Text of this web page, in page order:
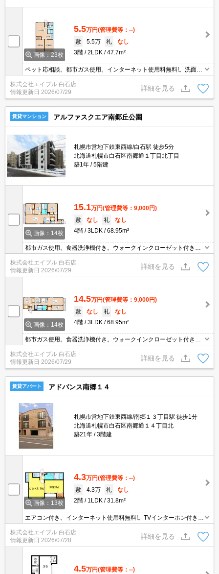
画像：23枚
5.5万円(管理費等：--)
敷
5.5万 礼
なし
3階
2LDK 47.7m²
ペット応相談。都市ガス使用。インターネット使用料無料!。洗面化
粧台付き。車庫あり。灯油FF。日当たり良好。要火災保険。クレジ
ットカードで契約金払えます。仲介手数料家賃の0.55ヵ月分。
株式会社エイブル 白石店
情報更新日 2026/07/29
詳細を見る
賃貸マンション アルファスクエア南郷丘公園
札幌市営地下鉄東西線/白石駅 徒歩5分
北海道札幌市白石区南郷通１丁目北丁目
築1年
5階建
画像：14枚
15.1万円(管理費等：9,000円)
敷
なし 礼
なし
4階
3LDK 68.95m²
都市ガス使用。食器洗浄機付き。ウォークインクローゼット付き。
追焚。エアコン付き。インターネット無料。エレベーターあり。オ
ートロック。光ファイバー対応。宅配ボックスあり。システムキッ
チン。駐輪場有。
株式会社エイブル 白石店
情報更新日 2026/07/29
詳細を見る
画像：14枚
14.5万円(管理費等：9,000円)
敷
なし 礼
なし
4階
3LDK 68.95m²
都市ガス使用。食器洗浄機付き。ウォークインクローゼット付き。
追焚。エアコン付き。インターネット無料。エレベーターあり。オ
ートロック。光ファイバー対応。宅配ボックスあり。システムキッ
チン。駐輪場有。
株式会社エイブル 白石店
情報更新日 2026/07/29
詳細を見る
賃貸アパート アドバンス南郷１４
札幌市営地下鉄東西線/南郷１３丁目駅 徒歩1分
北海道札幌市白石区南郷通１４丁目北
築21年
3階建
画像：13枚
4.3万円(管理費等：--)
敷
4.3万 礼
なし
2階
1LDK 31.8m²
エアコン付き。インターネット使用料無料!。TVインターホン付き。
ケーブルテレビ対応(J:COM)。シャワー付独立洗面台。灯油FF。初
期費用クレジット払い可能。仲介手数料家賃の0.55ヵ月分。
株式会社エイブル 白石店
情報更新日 2026/07/28
詳細を見る
4.5万円(管理費等：--)